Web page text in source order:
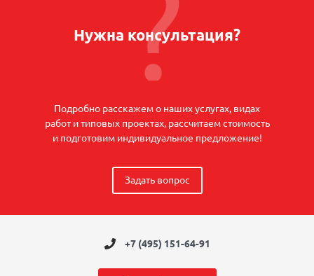
Нужна консультация?
Подробно расскажем о наших услугах, видах
работ и типовых проектах, рассчитаем стоимость
и подготовим индивидуальное предложение!
Задать вопрос
+7 (495) 151-64-91